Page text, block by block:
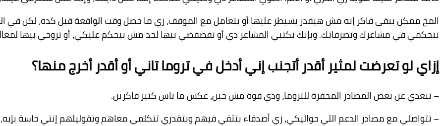
المخ ممكن يبقى فاكر إنه مش هيقدر يسيطر عليها أو يتعامل مع الموقف، زي ما حصل وقت الواقعة قبل كده، لكن
تتحكمي في مشاعرك وتصرفاتك. وبإنك تكتبي المشاعر دي أو تفضفضي بيها لحد مش بيحكم عليكي، أو تروحي بيها
إزاي لو تعرضت لمثير أقدر أتجنب إني أدخل في تروما تاني أو أقدر أخرج منها؟
– تبعدي عن بعض المصادر المحفزة للتروما، ودي قوة مش جبن، عكس ما ناس كتير فاكرين.
– تتواصلي مع مصادر الدعم اللي حواليكي، زي أصدقاء بتثقي فيهم وبتقدري تتكلمي معاهم وتقوليلهم إنتي حاسة